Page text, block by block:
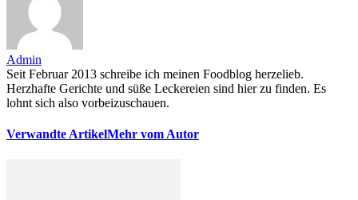
Admin
Seit Februar 2013 schreibe ich meinen Foodblog herzelieb.
Herzhafte Gerichte und süße Leckereien sind hier zu finden. Es
lohnt sich also vorbeizuschauen.
Verwandte ArtikelMehr vom Autor